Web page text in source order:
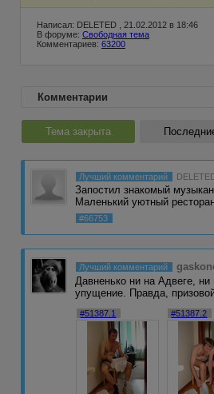
Написал: DELETED , 21.02.2012 в 18:46
В форуме: Свободная тема
Комментариев: 63200
Комментарии
Тема закрыта
Лучший комментарий
Запостил знакомый
Маленький уютный
#66753
Лучший комментарий
Давненько ни на Адвеге,
упущение. Правда,
#51387.1 #51387.2